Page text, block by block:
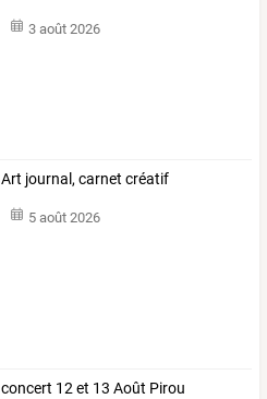
3 août 2026
Art journal, carnet créatif
5 août 2026
concert 12 et 13 Août Pirou